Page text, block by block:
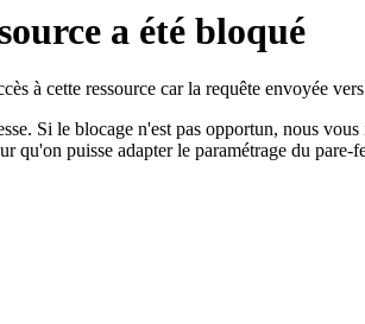
a été bloqué
à cette ressource car la requête envoyée
Si le blocage n'est pas opportun, nous
qu'on puisse adapter le paramétrage du pare-